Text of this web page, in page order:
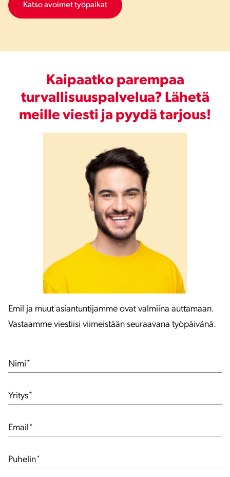
Katso avoimet työpaikat
Kaipaatko parempaa
turvallisuuspalvelua? Lähetä
meille viesti ja pyydä tarjous!
Emil ja muut asiantuntijamme ovat valmiina auttamaan.
Vastaamme viestiisi viimeistään seuraavana työpäivänä.
Nimi *
Yritys*
Email *
Puhelin*